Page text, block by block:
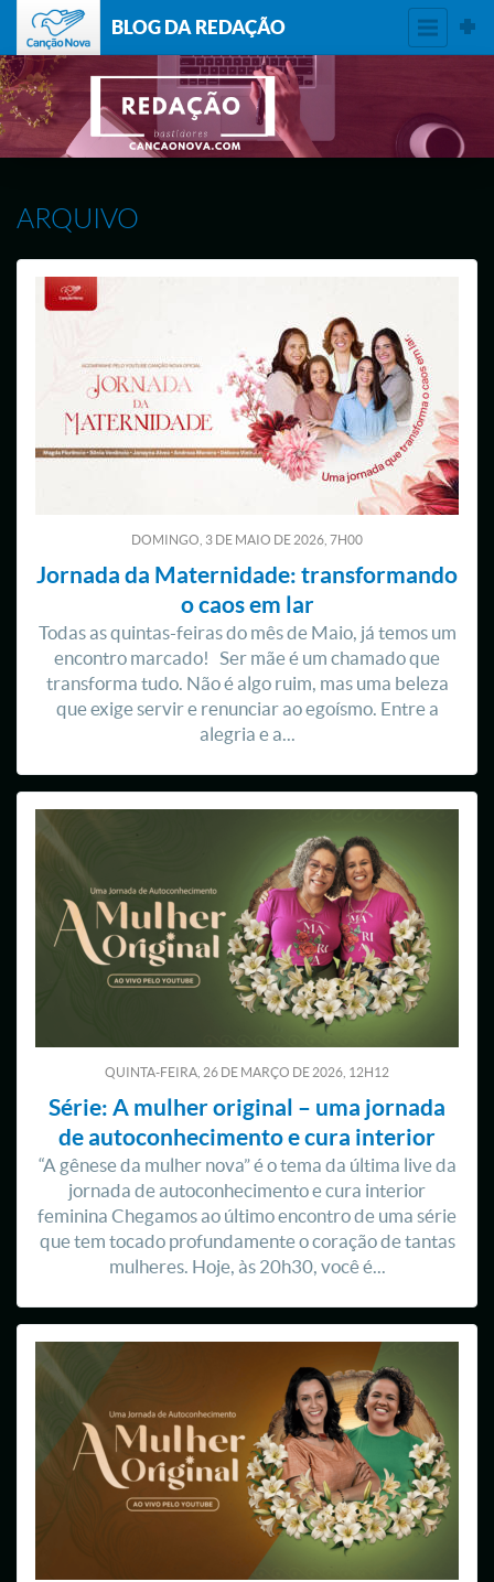
BLOG DA REDAÇÃO
ARQUIVO
DOMINGO, 3 DE MAIO DE 2026, 7H00
Jornada da Maternidade: transformando
o caos em lar
Todas as quintas-feiras do mês de Maio, já temos um
encontro marcado! Ser mãe é um chamado que
transforma tudo. Não é algo ruim, mas uma beleza
que exige servir e renunciar ao egoísmo. Entre a
alegria e a...
QUINTA-FEIRA, 26 DE MARÇO DE 2026, 12H12
Série: A mulher original – uma jornada
de autoconhecimento e cura interior
“A gênese da mulher nova” é o tema da última live da
jornada de autoconhecimento e cura interior
feminina Chegamos ao último encontro de uma série
que tem tocado profundamente o coração de tantas
mulheres. Hoje, às 20h30, você é...